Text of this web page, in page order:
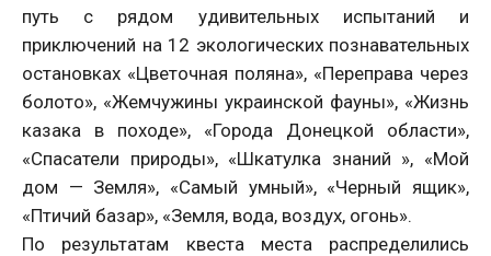
путь с рядом удивительных испытаний и
приключений на 12 экологических познавательных
остановках «Цветочная поляна», «Переправа через
болото», «Жемчужины украинской фауны», «Жизнь
казака в походе», «Города Донецкой области»,
«Спасатели природы», «Шкатулка знаний », «Мой
дом — Земля», «Самый умный», «Черный ящик»,
«Птичий базар», «Земля, вода, воздух, огонь».
По результатам квеста места распределились